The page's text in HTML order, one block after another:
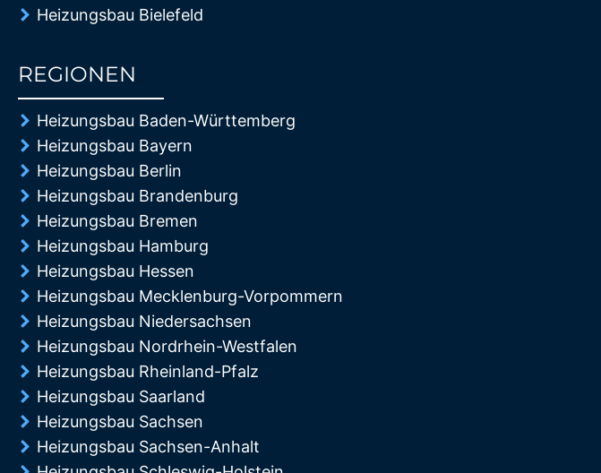
Heizungsbau Bielefeld
REGIONEN
Heizungsbau Baden-Württemberg
Heizungsbau Bayern
Heizungsbau Berlin
Heizungsbau Brandenburg
Heizungsbau Bremen
Heizungsbau Hamburg
Heizungsbau Hessen
Heizungsbau Mecklenburg-Vorpommern
Heizungsbau Niedersachsen
Heizungsbau Nordrhein-Westfalen
Heizungsbau Rheinland-Pfalz
Heizungsbau Saarland
Heizungsbau Sachsen
Heizungsbau Sachsen-Anhalt